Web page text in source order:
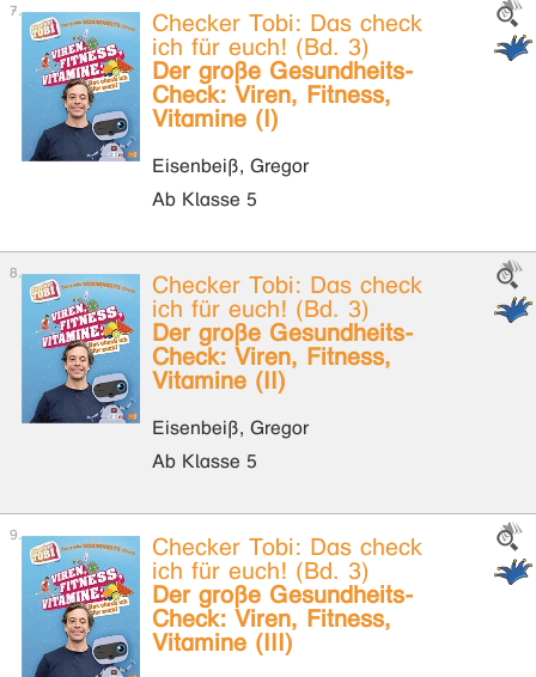
Checker Tobi: Das check
ich für euch! (Bd. 3)
Der große Gesundheits-
Check: Viren, Fitness,
Vitamine (I)
Eisenbeiß, Gregor
Ab Klasse 5
Checker Tobi: Das check
ich für euch! (Bd. 3)
Der große Gesundheits-
Check: Viren, Fitness,
Vitamine (II)
Eisenbeiß, Gregor
Ab Klasse 5
Checker Tobi: Das check
ich für euch! (Bd. 3)
Der große Gesundheits-
Check: Viren, Fitness,
Vitamine (III)